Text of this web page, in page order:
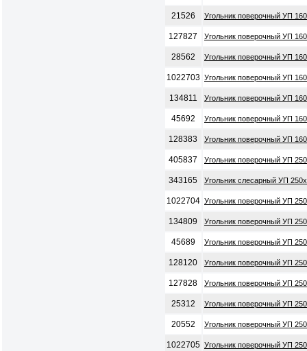
21526 Угольник поверочный УП
127827 Угольник поверочный УП
28562 Угольник поверочный УП
1022703 Угольник поверочный УП
134811 Угольник поверочный УП
45692 Угольник поверочный УП
128383 Угольник поверочный УП
405837 Угольник поверочный УП
343165 Угольник слесарный УП
1022704 Угольник поверочный УП
134809 Угольник поверочный УП
45689 Угольник поверочный УП
128120 Угольник поверочный УП
127828 Угольник поверочный УП
25312 Угольник поверочный УП
20552 Угольник поверочный УП
1022705 Угольник поверочный УП